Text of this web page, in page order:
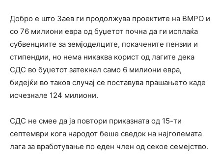
Добро е што Заев ги продолжува проектите на ВМРО и
со 76 милиони евра од буџетот почна да ги исплаќа
субвенциите за земјоделците, покачените пензии и
стипендии, но нема никаква корист од лагите дека
СДС во буџетот затекнал само 6 милиони евра,
бидејќи во таков случај се поставува прашањето каде
исчезнале 124 милиони.
СДС не смее да ја повтори приказната од 15-ти
септември кога народот беше сведок на најголемата
лага за вработување по еден член од секое семејство.